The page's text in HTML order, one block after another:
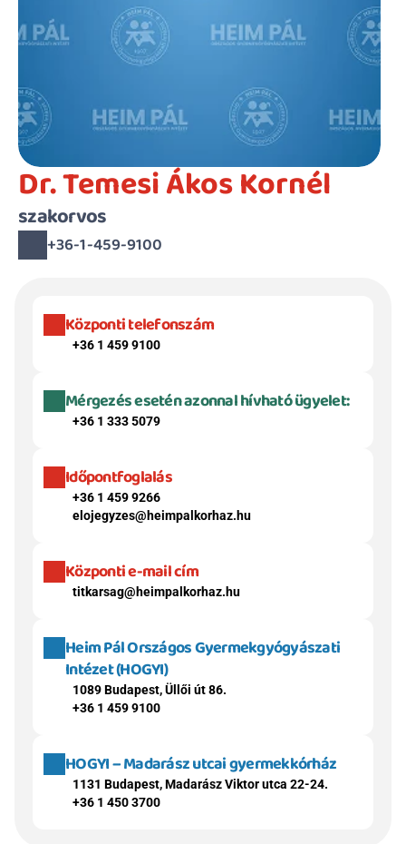
Dr. Temesi Ákos Kornél
szakorvos
+36-1-459-9100
Központi telefonszám
+36 1 459 9100
Mérgezés esetén azonnal hívható ügyelet:
+36 1 333 5079
Időpontfoglalás
+36 1 459 9266
elojegyzes@heimpalkorhaz.hu
Központi e-mail cím
titkarsag@heimpalkorhaz.hu
Heim Pál Országos Gyermekgyógyászati
Intézet (HOGYI)
1089 Budapest, Üllői út 86.
+36 1 459 9100
HOGYI – Madarász utcai gyermekkórház
1131 Budapest, Madarász Viktor utca 22-24.
+36 1 450 3700